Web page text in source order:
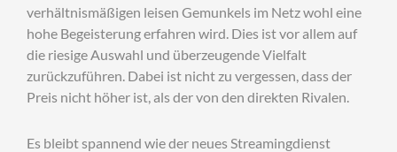
verhältnismäßigen leisen Gemunkels im Netz wohl eine
hohe Begeisterung erfahren wird. Dies ist vor allem auf
die riesige Auswahl und überzeugende Vielfalt
zurückzuführen. Dabei ist nicht zu vergessen, dass der
Preis nicht höher ist, als der von den direkten Rivalen.
Es bleibt spannend wie der neues Streamingdienst